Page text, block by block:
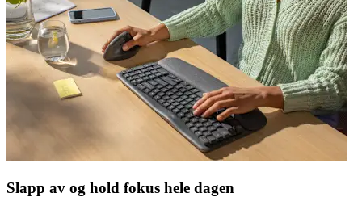
Slapp av og hold fokus hele dagen